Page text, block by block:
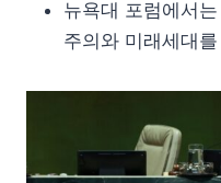
뉴욕대 포럼에서는
주의와 미래세대